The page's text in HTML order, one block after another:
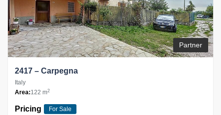
Partner
2417 – Carpegna
Italy
Area:122 m2
Pricing For Sale